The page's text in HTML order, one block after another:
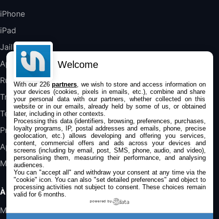
357,4€
Jeu FIFA 20 sur PC (code à télécharger)
45,98€57,99€Rue Du Commerce (Vendeur Tiers)
iPhone
iPad
Jailbreak
Applications
Rumeurs
Trucs & astuces
Tests
Promos
Apple
Mac
À PROPOS
Mentions légales
Welcome
With our 226partners , we wish to store and access information on
your devices (cookies, pixels in emails, etc.), combine and share
your personal data with our partners, whether collected on this
website or in our emails, already held by some of us, or obtained
later, including in other contexts.
Processing this data (identifiers, browsing, preferences, purchases,
loyalty programs, IP, postal addresses and emails, phone, precise
geolocation, etc.) allows developing and offering you services,
content, commercial offers and ads across your devices and
screens (including by email, post, SMS, phone, audio, and video),
personalising them, measuring their performance, and analysing
audiences.
You can "accept all" and withdraw your consent at any time via the
"cookie" icon. You can also "set detailed preferences" and object to
processing activities not subject to consent. These choices remain
valid for 6 months.
powered by